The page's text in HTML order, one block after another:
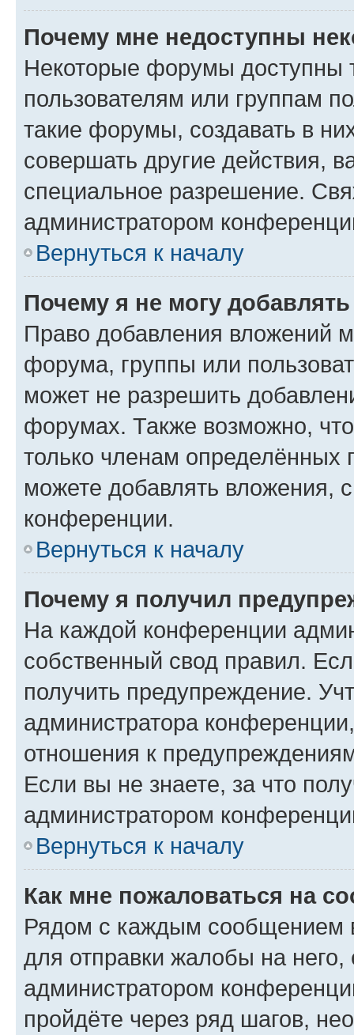
Почему мне недоступны
Некоторые форумы доступны
пользователям или группам
такие форумы, создавать в
совершать другие действия,
специальное разрешение.
администратором
Вернуться к началу
Почему я не могу
Право добавления вложений
форума, группы или
может не разрешить
форумах. Также возможно,
только членам определённых
можете добавлять вложения,
конференции.
Вернуться к началу
Почему я получил
На каждой конференции
собственный свод правил.
получить предупреждение.
администратора
отношения к
Если вы не знаете, за что
администратором
Вернуться к началу
Как мне пожаловаться на
Рядом с каждым сообщением
для отправки жалобы на
администратором
пройдёте через ряд шагов,